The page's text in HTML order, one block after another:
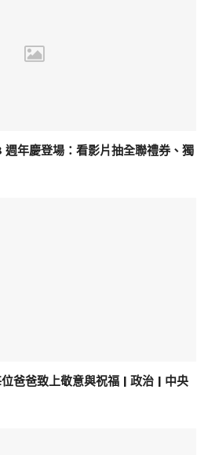
週年慶登場：看影片抽全聯禮券、獨
爸爸致上敬意與祝福 | 政治 | 中央